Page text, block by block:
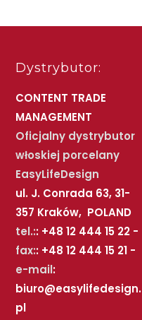
Dystrybutor:
CONTENT TRADE
MANAGEMENT
Oficjalny dystrybutor
włoskiej porcelany
EasyLifeDesign
ul. J. Conrada 63, 31-
357 Kraków, POLAND
tel.:: +48 12 444 15 22 -
fax:: +48 12 444 15 21 -
e-mail:
biuro@easylifedesign.
pl